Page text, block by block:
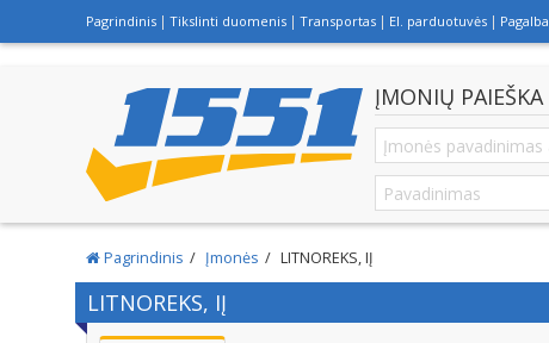
Pagrindinis Tikslinti duomenis Transportas El. parduotuvės Pagalba
ĮMONIŲ PAIEŠKA
Pagrindinis Įmonės LITNOREKS, IĮ
LITNOREKS, IĮ